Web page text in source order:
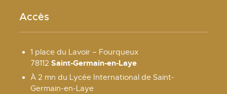
Accès
1 place du Lavoir – Fourqueux
78112Saint-Germain-en-Laye
À 2 mn du Lycée International de Saint-
Germain-en-Laye